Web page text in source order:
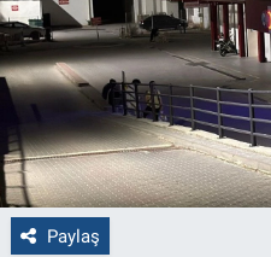
Paylaş
Gezi
Genel
Çevre
Yerel